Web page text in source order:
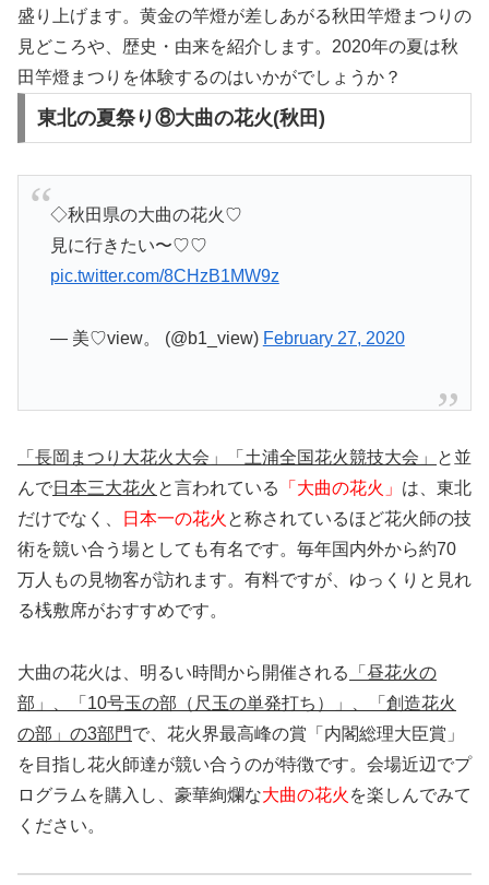
盛り上げます。黄金の竿燈が差しあがる秋田竿燈まつりの
見どころや、歴史・由来を紹介します。2020年の夏は秋
田竿燈まつりを体験するのはいかがでしょうか？
東北の夏祭り⑧大曲の花火(秋田)
◇秋田県の大曲の花火♡
見に行きたい〜♡♡
pic.twitter.com/8CHzB1MW9z
— 美♡view。 (@b1_view) February 27, 2020
「長岡まつり大花火大会」「土浦全国花火競技大会」
と並
んで日本三大花火 と言われている 「大曲の花火」 は、東北
だけでなく、
日本一の花火 と称されているほど花火師の技
術を競い合う場としても有名です。毎年国内外から約70
万人もの見物客が訪れます。有料ですが、ゆっくりと見れ
る桟敷席がおすすめです。
大曲の花火は、明るい時間から開催される
「昼花火の
部」、「10号玉の部（尺玉の単発打ち）」、「創造花火
の部」の3部門で、花火界最高峰の賞「内閣総理大臣賞」
を目指し花火師達が競い合うのが特徴です。会場近辺でプ
ログラムを購入し、豪華絢爛な大曲の花火 を楽しんでみて
ください。